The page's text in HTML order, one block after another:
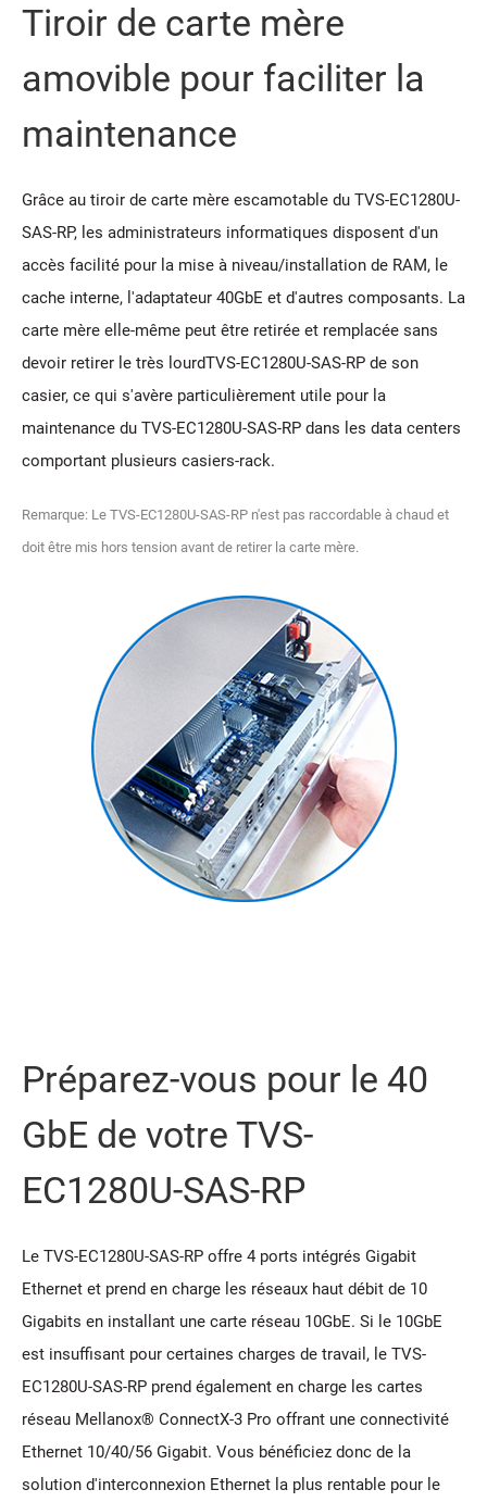
Tiroir de carte mère
amovible pour faciliter la
maintenance
Grâce au tiroir de carte mère escamotable du TVS-EC1280U-
SAS-RP, les administrateurs informatiques disposent d'un
accès facilité pour la mise à niveau/installation de RAM, le
cache interne, l'adaptateur 40GbE et d'autres composants. La
carte mère elle-même peut être retirée et remplacée sans
devoir retirer le très lourdTVS-EC1280U-SAS-RP de son
casier, ce qui s'avère particulièrement utile pour la
maintenance du TVS-EC1280U-SAS-RP dans les data centers
comportant plusieurs casiers-rack.
Remarque: Le TVS-EC1280U-SAS-RP n'est pas raccordable à chaud et
doit être mis hors tension avant de retirer la carte mère.
Préparez-vous pour le 40
GbE de votre TVS-
EC1280U-SAS-RP
Le TVS-EC1280U-SAS-RP offre 4 ports intégrés Gigabit
Ethernet et prend en charge les réseaux haut débit de 10
Gigabits en installant une carte réseau 10GbE. Si le 10GbE
est insuffisant pour certaines charges de travail, le TVS-
EC1280U-SAS-RP prend également en charge les cartes
réseau Mellanox® ConnectX-3 Pro offrant une connectivité
Ethernet 10/40/56 Gigabit. Vous bénéficiez donc de la
solution d'interconnexion Ethernet la plus rentable pour le